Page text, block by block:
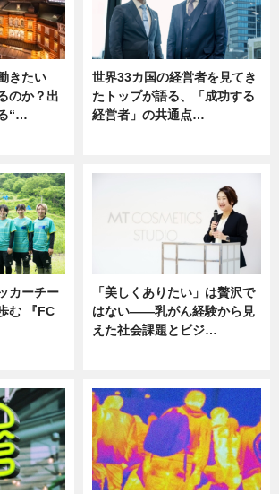
きたい
のか？出
“…
世界33カ国の経営者を見てき
たトップが語る、「成功する
経営者」の共通点…
カーチー
む 『FC
「美しくありたい」は贅沢で
はない――乳がん経験から見
えた社会課題とビジ…